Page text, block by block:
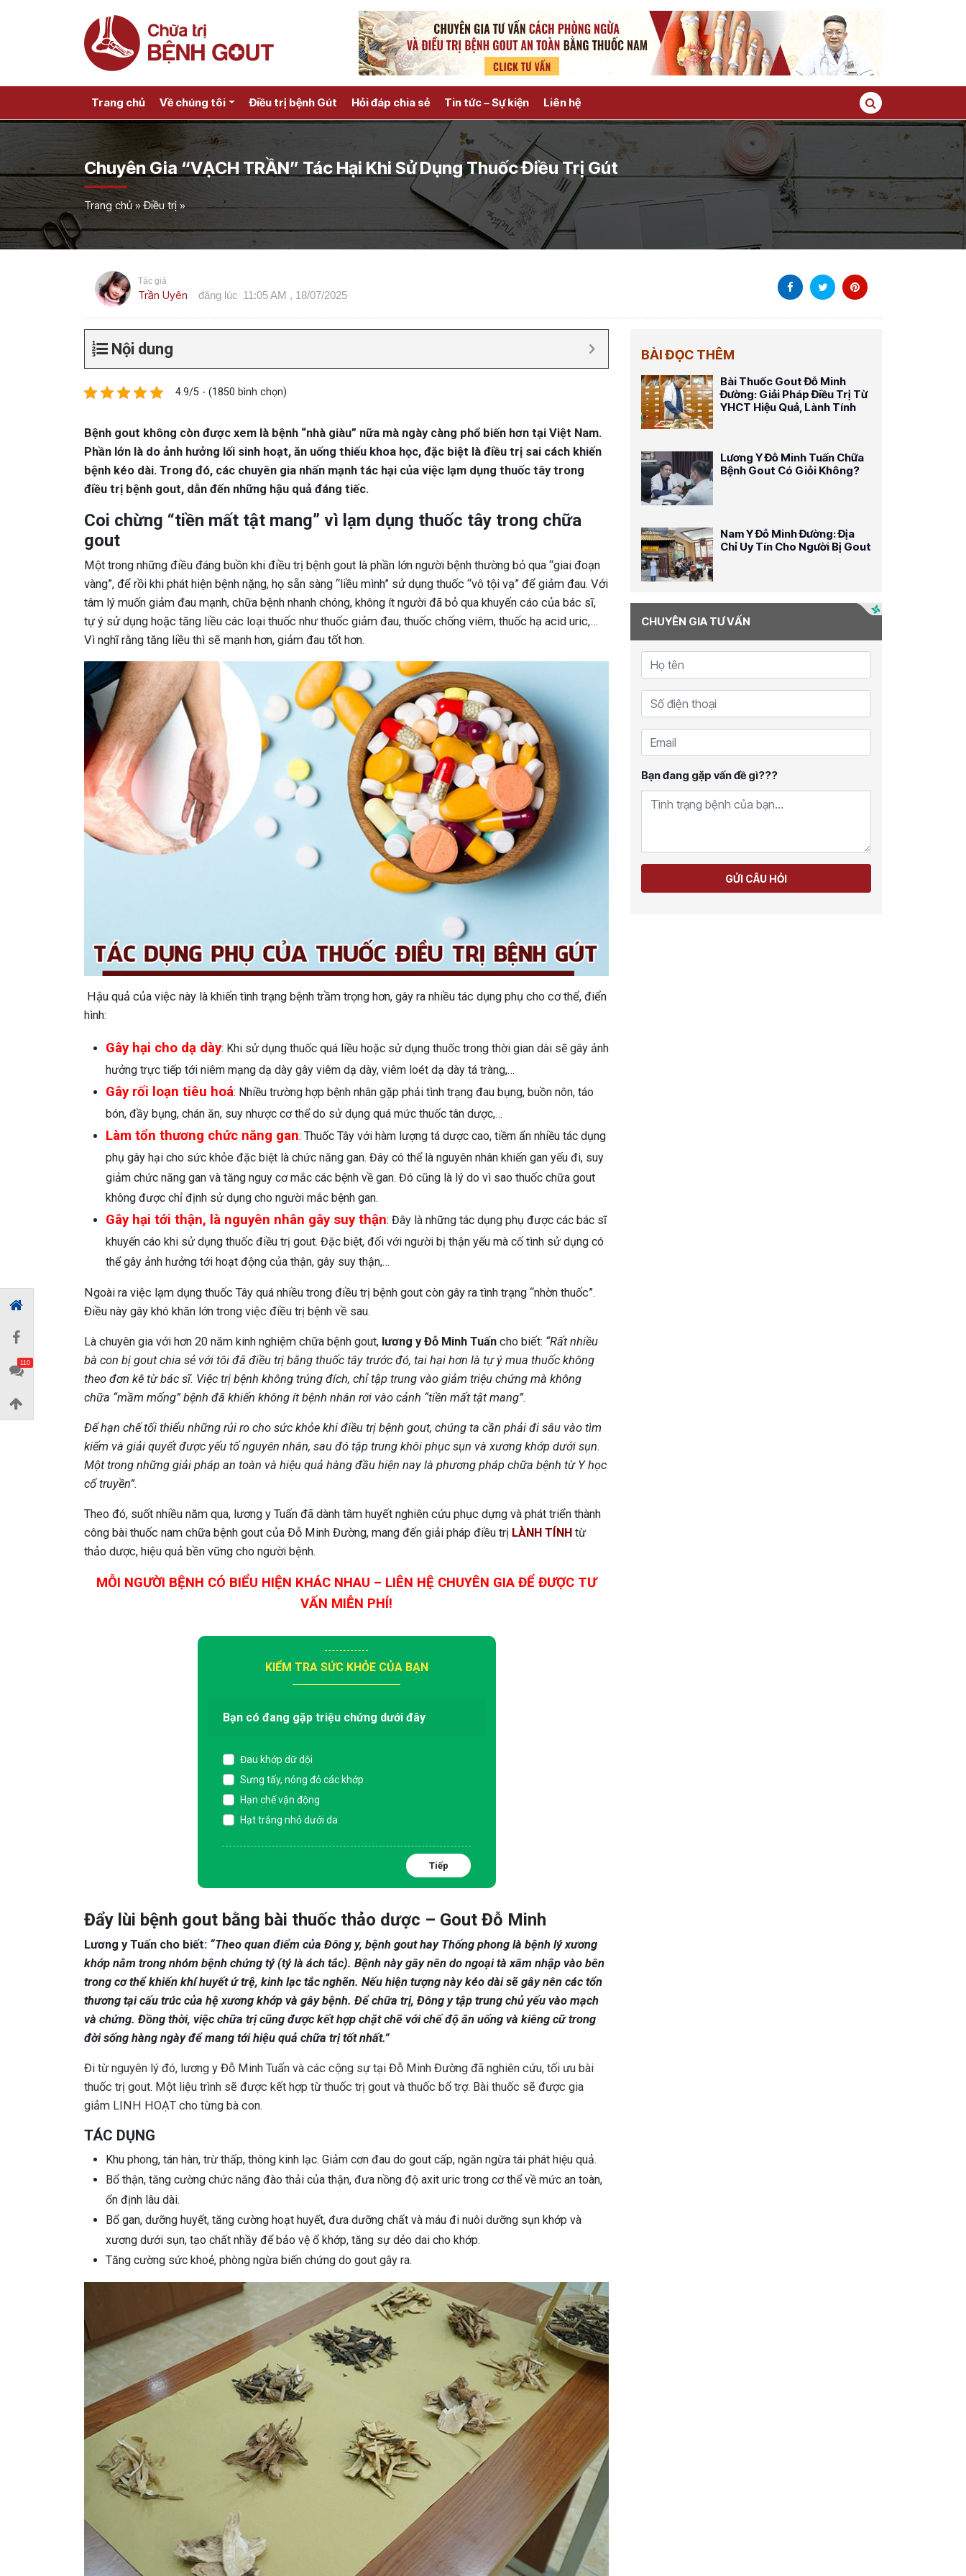
Trang chủ Về chúng tôi Điều trị bệnh Gút Hỏi đáp chia sẻ Tin tức – Sự kiện Liên hệ
Chuyên Gia “VẠCH TRẦN” Tác Hại Khi Sử Dụng Thuốc Điều Trị Gút
Trang chủ»Điều trị»
Tác giả
Trần Uyên đăng lúc 11:05 AM , 18/07/2025
Nội dung
4.9/5 - (1850 bình chọn)
Bệnh gout không còn được xem là bệnh “nhà giàu” nữa mà ngày càng phổ biến hơn tại Việt Nam.
Phần lớn là do ảnh hưởng lối sinh hoạt, ăn uống thiếu khoa học, đặc biệt là điều trị sai cách khiến
bệnh kéo dài. Trong đó, các chuyên gia nhấn mạnh tác hại của việc lạm dụng thuốc tây trong
điều trị bệnh gout, dẫn đến những hậu quả đáng tiếc.
Coi chừng “tiền mất tật mang” vì lạm dụng thuốc tây trong chữa
gout
Một trong những điều đáng buồn khi điều trị bệnh gout là phần lớn người bệnh thường bỏ qua “giai đoạn
vàng”, để rồi khi phát hiện bệnh nặng, họ sẵn sàng “liều mình” sử dụng thuốc “vô tội vạ” để giảm đau. Với
tâm lý muốn giảm đau mạnh, chữa bệnh nhanh chóng, không ít người đã bỏ qua khuyến cáo của bác sĩ,
tự ý sử dụng hoặc tăng liều các loại thuốc như thuốc giảm đau, thuốc chống viêm, thuốc hạ acid uric,…
Vì nghĩ rằng tăng liều thì sẽ mạnh hơn, giảm đau tốt hơn.
Hậu quả của việc này là khiến tình trạng bệnh trầm trọng hơn, gây ra nhiều tác dụng phụ cho cơ thể, điển
hình:
Gây hại cho dạ dày: Khi sử dụng thuốc quá liều hoặc sử dụng thuốc trong thời gian dài sẽ gây ảnh
hưởng trực tiếp tới niêm mạng dạ dày gây viêm dạ dày, viêm loét dạ dày tá tràng,…
Gây rối loạn tiêu hoá: Nhiều trường hợp bệnh nhân gặp phải tình trạng đau bụng, buồn nôn, táo
bón, đầy bụng, chán ăn, suy nhược cơ thể do sử dụng quá mức thuốc tân dược,…
Làm tổn thương chức năng gan: Thuốc Tây với hàm lượng tá dược cao, tiềm ẩn nhiều tác dụng
phụ gây hại cho sức khỏe đặc biệt là chức năng gan. Đây có thể là nguyên nhân khiến gan yếu đi, suy
giảm chức năng gan và tăng nguy cơ mắc các bệnh về gan. Đó cũng là lý do vì sao thuốc chữa gout
không được chỉ định sử dụng cho người mắc bệnh gan.
Gây hại tới thận, là nguyên nhân gây suy thận: Đây là những tác dụng phụ được các bác sĩ
khuyến cáo khi sử dụng thuốc điều trị gout. Đặc biệt, đối với người bị thận yếu mà cố tình sử dụng có
thể gây ảnh hưởng tới hoạt động của thận, gây suy thận,…
Ngoài ra việc lạm dụng thuốc Tây quá nhiều trong điều trị bệnh gout còn gây ra tình trạng “nhờn thuốc”.
Điều này gây khó khăn lớn trong việc điều trị bệnh về sau.
Là chuyên gia với hơn 20 năm kinh nghiệm chữa bệnh gout, lương y Đỗ Minh Tuấn cho biết: “Rất nhiều
bà con bị gout chia sẻ với tôi đã điều trị bằng thuốc tây trước đó, tai hại hơn là tự ý mua thuốc không
theo đơn kê từ bác sĩ. Việc trị bệnh không trúng đích, chỉ tập trung vào giảm triệu chứng mà không
chữa “mầm mống” bệnh đã khiến không ít bệnh nhân rơi vào cảnh “tiền mất tật mang”.
Để hạn chế tối thiểu những rủi ro cho sức khỏe khi điều trị bệnh gout, chúng ta cần phải đi sâu vào tìm
kiếm và giải quyết được yếu tố nguyên nhân, sau đó tập trung khôi phục sụn và xương khớp dưới sụn.
Một trong những giải pháp an toàn và hiệu quả hàng đầu hiện nay là phương pháp chữa bệnh từ Y học
cổ truyền”.
Theo đó, suốt nhiều năm qua, lương y Tuấn đã dành tâm huyết nghiên cứu phục dựng và phát triển thành
công bài thuốc nam chữa bệnh gout của Đỗ Minh Đường, mang đến giải pháp điều trị LÀNH TÍNH từ
thảo dược, hiệu quả bền vững cho người bệnh.
MỖI NGƯỜI BỆNH CÓ BIỂU HIỆN KHÁC NHAU – LIÊN HỆ CHUYÊN GIA ĐỂ ĐƯỢC TƯ
VẤN MIỄN PHÍ!
KIỂM TRA SỨC KHỎE CỦA BẠN
Bạn có đang gặp triệu chứng dưới đây
Đau khớp dữ dội
Sưng tấy, nóng đỏ các khớp
Hạn chế vận động
Hạt trắng nhỏ dưới da
Tiếp
Đẩy lùi bệnh gout bằng bài thuốc thảo dược – Gout Đỗ Minh
Lương y Tuấn cho biết: “Theo quan điểm của Đông y, bệnh gout hay Thống phong là bệnh lý xương
khớp nằm trong nhóm bệnh chứng tý (tý là ách tắc). Bệnh này gây nên do ngoại tà xâm nhập vào bên
trong cơ thể khiến khí huyết ứ trệ, kinh lạc tắc nghẽn. Nếu hiện tượng này kéo dài sẽ gây nên các tổn
thương tại cấu trúc của hệ xương khớp và gây bệnh. Để chữa trị, Đông y tập trung chủ yếu vào mạch
và chứng. Đồng thời, việc chữa trị cũng được kết hợp chặt chẽ với chế độ ăn uống và kiêng cữ trong
đời sống hàng ngày để mang tới hiệu quả chữa trị tốt nhất.”
Đi từ nguyên lý đó, lương y Đỗ Minh Tuấn và các cộng sự tại Đỗ Minh Đường đã nghiên cứu, tối ưu bài
thuốc trị gout. Một liệu trình sẽ được kết hợp từ thuốc trị gout và thuốc bổ trợ. Bài thuốc sẽ được gia
giảm LINH HOẠT cho từng bà con.
TÁC DỤNG
Khu phong, tán hàn, trừ thấp, thông kinh lạc. Giảm cơn đau do gout cấp, ngăn ngừa tái phát hiệu quả.
Bổ thận, tăng cường chức năng đào thải của thận, đưa nồng độ axit uric trong cơ thể về mức an toàn,
ổn định lâu dài.
Bổ gan, dưỡng huyết, tăng cường hoạt huyết, đưa dưỡng chất và máu đi nuôi dưỡng sụn khớp và
xương dưới sụn, tạo chất nhầy để bảo vệ ổ khớp, tăng sự dẻo dai cho khớp.
Tăng cường sức khoẻ, phòng ngừa biến chứng do gout gây ra.
BÀI ĐỌC THÊM
Bài Thuốc Gout Đỗ Minh
Đường: Giải Pháp Điều Trị Từ
YHCT Hiệu Quả, Lành Tính
Lương Y Đỗ Minh Tuấn Chữa
Bệnh Gout Có Giỏi Không?
Nam Y Đỗ Minh Đường: Địa
Chỉ Uy Tín Cho Người Bị Gout
CHUYÊN GIA TƯ VẤN
Bạn đang gặp vấn đề gì???
GỬI CÂU HỎI
110